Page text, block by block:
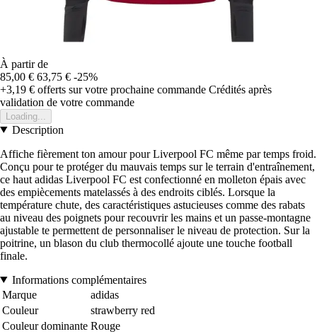
À partir de
85,00 € 63,75 € -25%
+3,19 € offerts sur votre prochaine commande Crédités après
validation de votre commande
Loading...
Description
Affiche fièrement ton amour pour Liverpool FC même par temps froid.
Conçu pour te protéger du mauvais temps sur le terrain d'entraînement,
ce haut adidas Liverpool FC est confectionné en molleton épais avec
des empiècements matelassés à des endroits ciblés. Lorsque la
température chute, des caractéristiques astucieuses comme des rabats
au niveau des poignets pour recouvrir les mains et un passe-montagne
ajustable te permettent de personnaliser le niveau de protection. Sur la
poitrine, un blason du club thermocollé ajoute une touche football
finale.
Informations complémentaires
Marque
adidas
Couleur
strawberry red
Couleur dominante Rouge